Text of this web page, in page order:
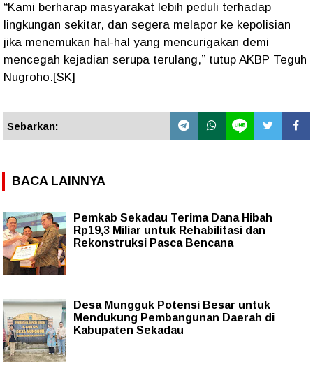
“Kami berharap masyarakat lebih peduli terhadap
lingkungan sekitar, dan segera melapor ke kepolisian
jika menemukan hal-hal yang mencurigakan demi
mencegah kejadian serupa terulang,” tutup AKBP Teguh
Nugroho.[SK]
Sebarkan:
BACA LAINNYA
Pemkab Sekadau Terima Dana Hibah
Rp19,3 Miliar untuk Rehabilitasi dan
Rekonstruksi Pasca Bencana
Desa Mungguk Potensi Besar untuk
Mendukung Pembangunan Daerah di
Kabupaten Sekadau